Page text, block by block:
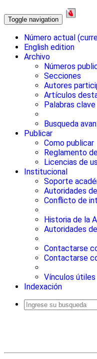
Toggle navigation
Número actual
English edition
Archivo
Números
Secciones
Autores
Artículos
Palabras clave
Busqueda
Publicar
Como publicar
Reglamento
Licencias de
Institucional
Soporte
Autoridades
Conflicto de
Historia de la
Autoridades
Contactarse
Contactarse
Vínculos útiles
Indexación